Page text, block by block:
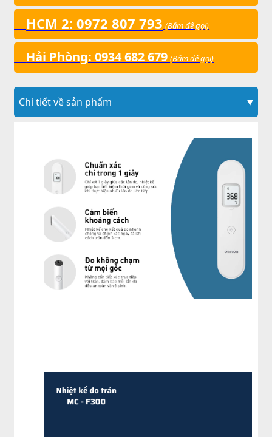
HCM 2: 0972 807 793 (Bấm để gọi)
Hải Phòng: 0934 682 679 (Bấm để gọi)
Chi tiết về sản phẩm ▼